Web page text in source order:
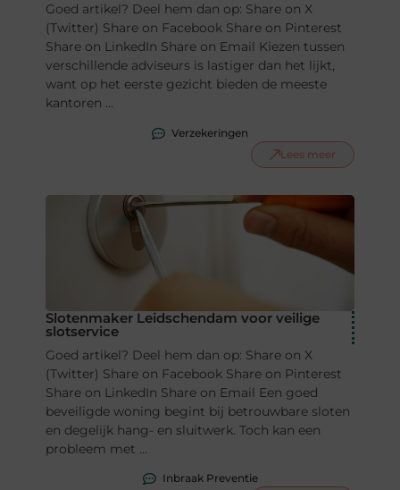
Goed artikel? Deel hem dan op: Share on X
(Twitter) Share on Facebook Share on Pinterest
Share on LinkedIn Share on Email Kiezen tussen
verschillende adviseurs is lastiger dan het lijkt,
want op het eerste gezicht bieden de meeste
kantoren ...
Verzekeringen
Lees meer
Slotenmaker Leidschendam voor veilige
slotservice
Goed artikel? Deel hem dan op: Share on X
(Twitter) Share on Facebook Share on Pinterest
Share on LinkedIn Share on Email Een goed
beveiligde woning begint bij betrouwbare sloten
en degelijk hang- en sluitwerk. Toch kan een
probleem met ...
Inbraak Preventie